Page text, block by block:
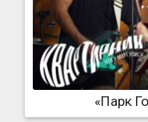
«Парк